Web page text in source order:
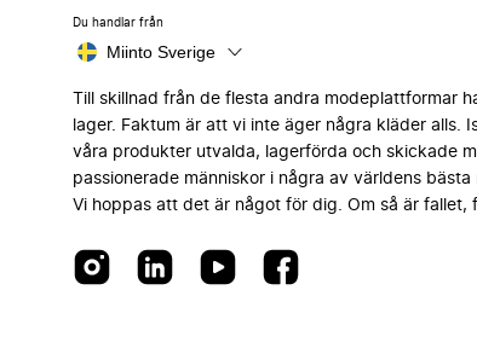
Du handlar från
Miinto Sverige
Till skillnad från de flesta andra modeplattformar
lager. Faktum är att vi inte äger några kläder alls.
våra produkter utvalda, lagerförda och skickade
passionerade människor i några av världens bästa
Vi hoppas att det är något för dig. Om så är fallet,